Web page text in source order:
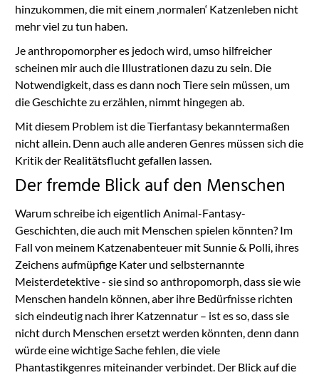
hinzukommen, die mit einem ‚normalen‘ Katzenleben nicht
mehr viel zu tun haben.
Je anthropomorpher es jedoch wird, umso hilfreicher
scheinen mir auch die Illustrationen dazu zu sein. Die
Notwendigkeit, dass es dann noch Tiere sein müssen, um
die Geschichte zu erzählen, nimmt hingegen ab.
Mit diesem Problem ist die Tierfantasy bekanntermaßen
nicht allein. Denn auch alle anderen Genres müssen sich die
Kritik der Realitätsflucht gefallen lassen.
Der fremde Blick auf den Menschen
Warum schreibe ich eigentlich Animal-Fantasy-
Geschichten, die auch mit Menschen spielen könnten? Im
Fall von meinem Katzenabenteuer mit Sunnie & Polli, ihres
Zeichens aufmüpfige Kater und selbsternannte
Meisterdetektive - sie sind so anthropomorph, dass sie wie
Menschen handeln können, aber ihre Bedürfnisse richten
sich eindeutig nach ihrer Katzennatur – ist es so, dass sie
nicht durch Menschen ersetzt werden könnten, denn dann
würde eine wichtige Sache fehlen, die viele
Phantastikgenres miteinander verbindet. Der Blick auf die